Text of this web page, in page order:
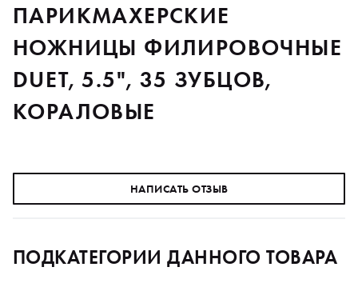
ПАРИКМАХЕРСКИЕ
НОЖНИЦЫ ФИЛИРОВОЧНЫЕ
DUET, 5.5", 35 ЗУБЦОВ,
КОРАЛОВЫЕ
НАПИСАТЬ ОТЗЫВ
ПОДКАТЕГОРИИ ДАННОГО ТОВАРА